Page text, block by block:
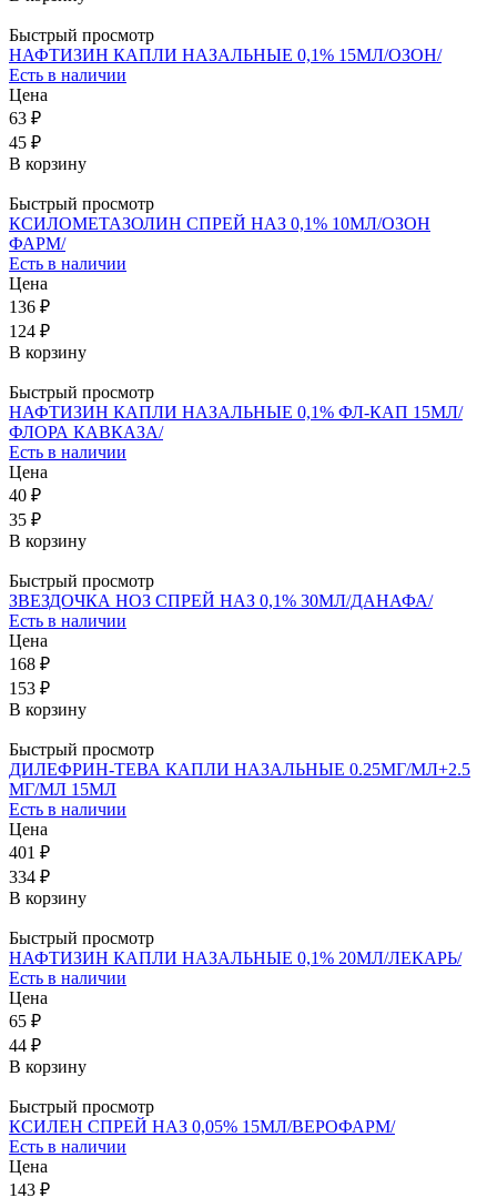
Быстрый просмотр
НАФТИЗИН КАПЛИ НАЗАЛЬНЫЕ 0,1% 15МЛ/ОЗОН/
Есть в наличии
Цена
63 ₽
45 ₽
В корзину
Быстрый просмотр
КСИЛОМЕТАЗОЛИН СПРЕЙ НАЗ 0,1% 10МЛ/ОЗОН
ФАРМ/
Есть в наличии
Цена
136 ₽
124 ₽
В корзину
Быстрый просмотр
НАФТИЗИН КАПЛИ НАЗАЛЬНЫЕ 0,1% ФЛ-КАП 15МЛ/
ФЛОРА КАВКАЗА/
Есть в наличии
Цена
40 ₽
35 ₽
В корзину
Быстрый просмотр
ЗВЕЗДОЧКА НОЗ СПРЕЙ НАЗ 0,1% 30МЛ/ДАНАФА/
Есть в наличии
Цена
168 ₽
153 ₽
В корзину
Быстрый просмотр
ДИЛЕФРИН-ТЕВА КАПЛИ НАЗАЛЬНЫЕ 0.25МГ/МЛ+2.5
МГ/МЛ 15МЛ
Есть в наличии
Цена
401 ₽
334 ₽
В корзину
Быстрый просмотр
НАФТИЗИН КАПЛИ НАЗАЛЬНЫЕ 0,1% 20МЛ/ЛЕКАРЬ/
Есть в наличии
Цена
65 ₽
44 ₽
В корзину
Быстрый просмотр
КСИЛЕН СПРЕЙ НАЗ 0,05% 15МЛ/ВЕРОФАРМ/
Есть в наличии
Цена
143 ₽